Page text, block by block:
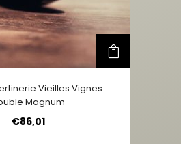
Vieilles Vignes
Magnum
€86,01